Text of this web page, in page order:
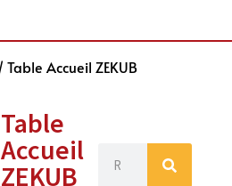
Accueil ZEKUB
Table
Accueil
ZEKUB